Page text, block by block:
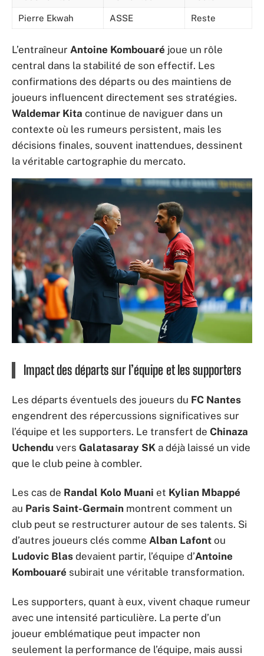
Pierre Ekwah ASSE Reste
L’entraîneur Antoine Kombouaré joue un rôle
central dans la stabilité de son effectif. Les
confirmations des départs ou des maintiens de
joueurs influencent directement ses stratégies.
Waldemar Kita continue de naviguer dans un
contexte où les rumeurs persistent, mais les
décisions finales, souvent inattendues, dessinent
la véritable cartographie du mercato.
Impact des départs sur l’équipe et les supporters
Les départs éventuels des joueurs du FC Nantes
engendrent des répercussions significatives sur
l’équipe et les supporters. Le transfert de Chinaza
Uchendu vers Galatasaray SK a déjà laissé un vide
que le club peine à combler.
Les cas de Randal Kolo Muani et Kylian Mbappé
au Paris Saint-Germain montrent comment un
club peut se restructurer autour de ses talents. Si
d’autres joueurs clés comme Alban Lafont ou
Ludovic Blas devaient partir, l’équipe d’Antoine
Kombouaré subirait une véritable transformation.
Les supporters, quant à eux, vivent chaque rumeur
avec une intensité particulière. La perte d’un
joueur emblématique peut impacter non
seulement la performance de l’équipe, mais aussi